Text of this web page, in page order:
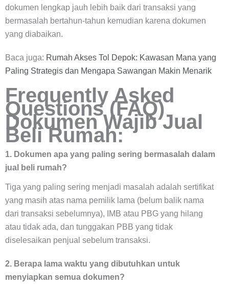
dokumen lengkap jauh lebih baik dari transaksi yang
bermasalah bertahun-tahun kemudian karena dokumen
yang diabaikan.
Baca juga: Rumah Akses Tol Depok: Kawasan Mana yang
Paling Strategis dan Mengapa Sawangan Makin Menarik
Frequently Asked
Questions (FAQ)
Dokumen Wajib Jual
Beli Rumah:
1. Dokumen apa yang paling sering bermasalah dalam
jual beli rumah?
Tiga yang paling sering menjadi masalah adalah sertifikat
yang masih atas nama pemilik lama (belum balik nama
dari transaksi sebelumnya), IMB atau PBG yang hilang
atau tidak ada, dan tunggakan PBB yang tidak
diselesaikan penjual sebelum transaksi.
2. Berapa lama waktu yang dibutuhkan untuk
menyiapkan semua dokumen?